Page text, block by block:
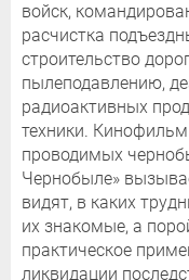
войск,
расчистка
строительство
пылеподавлению,
радиоактивных
техники.
проводимых
Чернобыле»
видят, в каких
их знакомые, а
практическое
ликвидации